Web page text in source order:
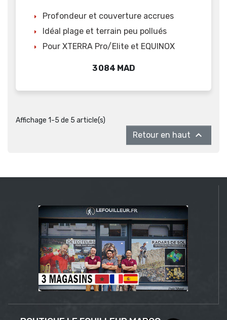
Profondeur et couverture accrues
Idéal plage et terrain peu pollués
Pour XTERRA Pro/Elite et EQUINOX
Prix
3 084 MAD
Affichage 1-5 de 5 article(s)
Retour en haut 